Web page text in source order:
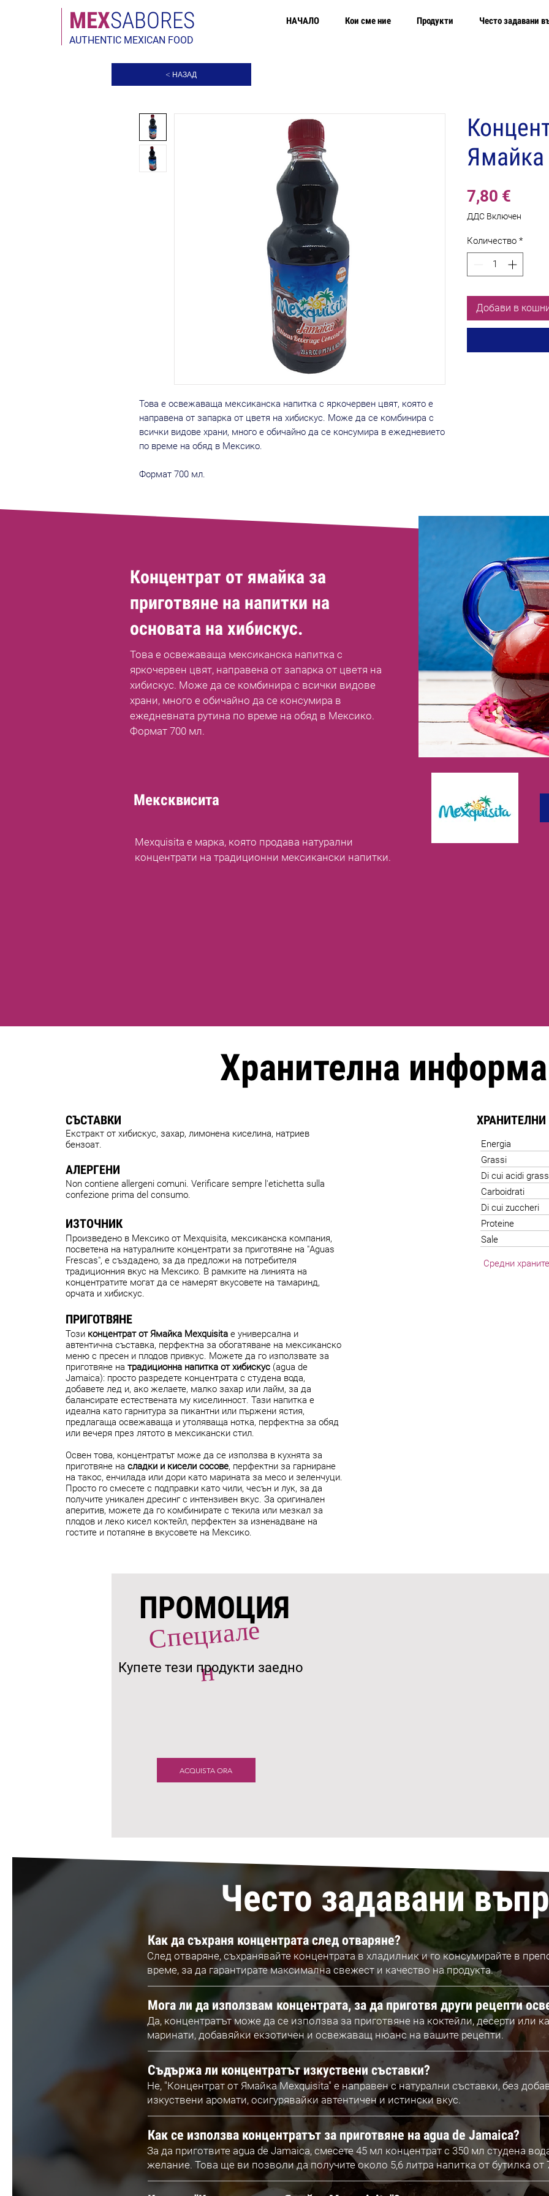
МЕXSABORES
AUTHENTIC MEXICAN FOOD
НАЧАЛО Кои сме ние Продукти Често задавани
< НАЗАД
Това е освежаваща мексиканска напитка с яркочервен цвят, която е
направена от запарка от цветя на хибискус. Може да се комбинира с
всички видове храни, много е обичайно да се консумира в ежедневието
по време на обяд в Мексико.
Формат 700 мл.
7,80 €
ДДС Включен
Количество *
Добави в
Концентрат от ямайка за
приготвяне на напитки на
основата на хибискус.
Това е освежаваща мексиканска напитка с
яркочервен цвят, направена от запарка от цветя на
хибискус. Може да се комбинира с всички видове
храни, много е обичайно да се консумира в
ежедневната рутина по време на обяд в Мексико.
Формат 700 мл.
Мексквисита
Mexquisita е марка, която продава натурални
концентрати на традиционни мексикански напитки.
Хранителна
СЪСТАВКИ
Екстракт от хибискус, захар, лимонена киселина, натриев
бензоат.
АЛЕРГЕНИ
Non contiene allergeni comuni. Verificare sempre l'etichetta sulla
confezione prima del consumo.
ИЗТОЧНИК
Произведено в Мексико от Mexquisita, мексиканска компания,
посветена на натуралните концентрати за приготвяне на "Aguas
Frescas", е създадено, за да предложи на потребителя
традиционния вкус на Мексико. В рамките на линията на
концентратите могат да се намерят вкусовете на тамаринд,
орчата и хибискус.
ПРИГОТВЯНЕ
Този концентрат от Ямайка Mexquisita е универсална и
автентична съставка, перфектна за обогатяване на мексиканско
меню с пресен и плодов привкус. Можете да го използвате за
приготвяне на традиционна напитка от хибискус (agua de
Jamaica): просто разредете концентрата с студена вода,
добавете лед и, ако желаете, малко захар или лайм, за да
балансирате естествената му киселинност. Тази напитка е
идеална като гарнитура за пикантни или пържени ястия,
предлагаща освежаваща и утоляваща нотка, перфектна за обяд
или вечеря през лятото в мексикански стил.
Освен това, концентратът може да се използва в кухнята за
приготвяне на сладки и кисели сосове, перфектни за гарниране
на такос, енчилада или дори като марината за месо и зеленчуци.
Просто го смесете с подправки като чили, чесън и лук, за да
получите уникален дресинг с интензивен вкус. За оригинален
аперитив, можете да го комбинирате с текила или мезкал за
плодов и леко кисел коктейл, перфектен за изненадване на
гостите и потапяне в вкусовете на Мексико.
Energia
Grassi
Di cui acidi
Carboidrati
Di cui zuccheri
Proteine
Sale
Средни
ПРОМОЦИЯ
С
пе
ц
иале
н
Купете тези продукти заедно
ACQUISTA ORA
Често задавани
Как да съхраня концентрата след отваряне?
След отваряне, съхранявайте концентрата в хладилник и го консумирайте в
време, за да гарантирате максимална свежест и качество на продукта.
Мога ли да използвам концентрата, за да приготвя други рецепти
Да, концентратът може да се използва за приготвяне на коктейли, десерти или
маринати, добавяйки екзотичен и освежаващ нюанс на вашите рецепти.
Съдържа ли концентратът изкуствени съставки?
Не, "Концентрат от Ямайка Mexquisita" е направен с натурални съставки, без
изкуствени аромати, осигурявайки автентичен и истински вкус.
Как се използва концентратът за приготвяне на agua de Jamaica?
За да приготвите agua de Jamaica, смесете 45 мл концентрат с 350 мл студена
желание. Това ще ви позволи да получите около 5,6 литра напитка от бутилка от